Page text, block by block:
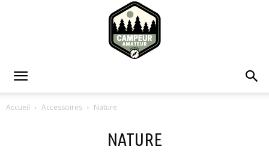
Amateur
Accueil Accessoires Nature
NATURE